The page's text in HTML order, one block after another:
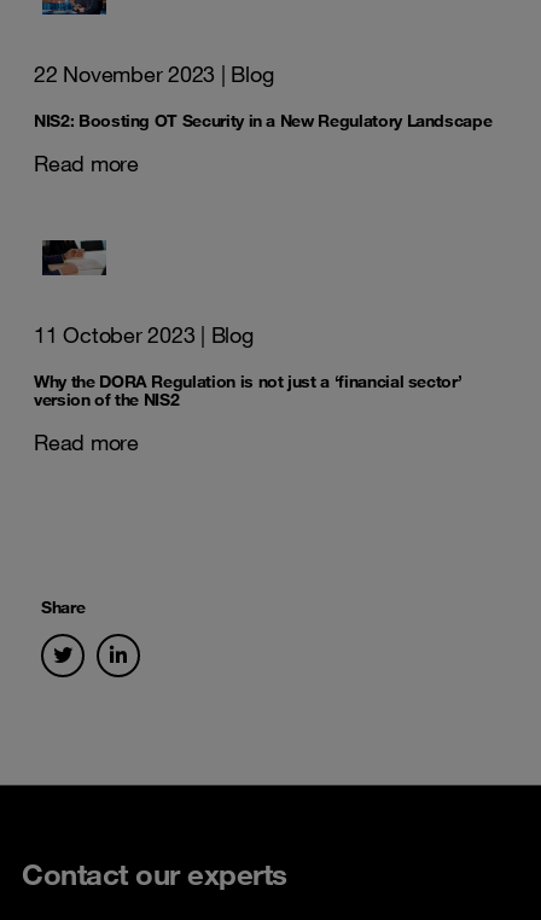
22 November 2023 | Blog
NIS2: Boosting OT Security in a New Regulatory Landscape
Read more
11 October 2023 | Blog
Why the DORA Regulation is not just a ‘financial sector’
version of the NIS2
Read more
Share
Contact our experts